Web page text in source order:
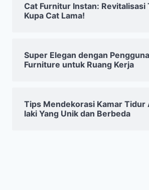
Cat Furnitur Instan: Revitalisasi
Kupa Cat Lama!
Super Elegan dengan
Furniture untuk Ruang Kerja
Tips Mendekorasi Kamar Tidur
laki Yang Unik dan Berbeda